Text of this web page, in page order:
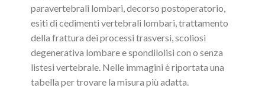
paravertebrali lombari, decorso postoperatorio,
esiti di cedimenti vertebrali lombari, trattamento
della frattura dei processi trasversi, scoliosi
degenerativa lombare e spondilolisi con o senza
listesi vertebrale. Nelle immagini è riportata una
tabella per trovare la misura più adatta.